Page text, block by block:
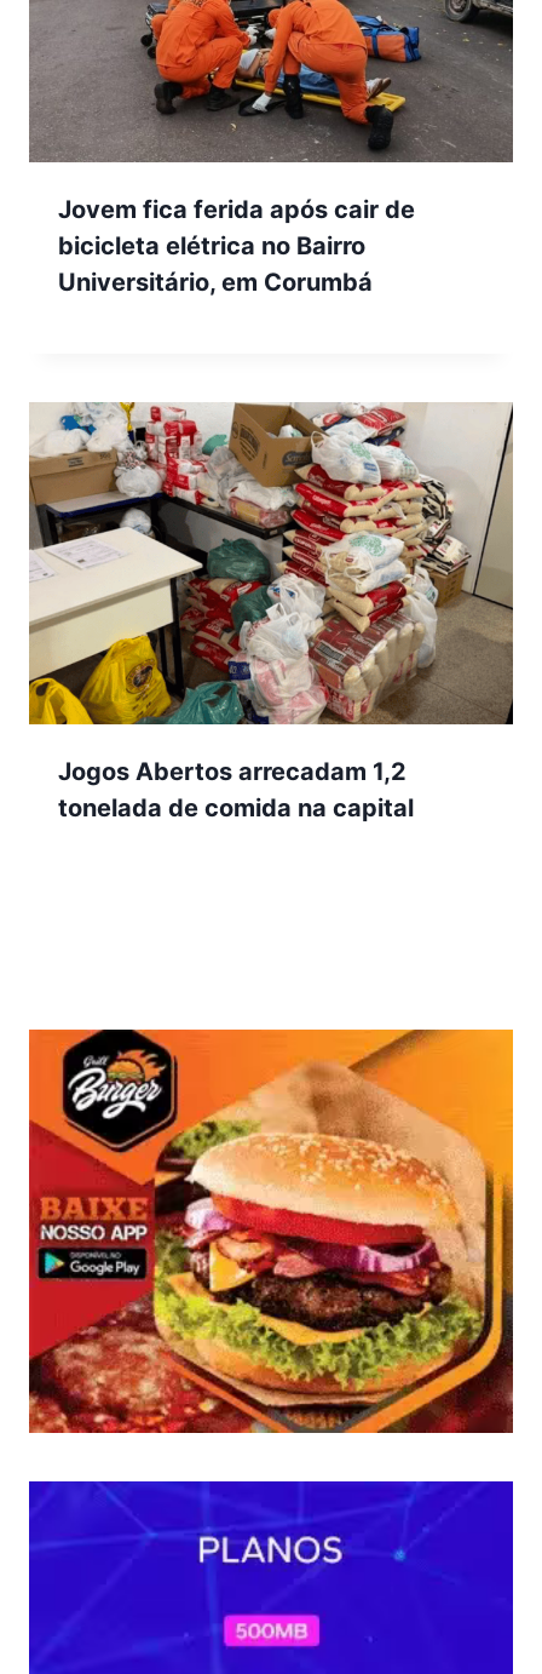
Jovem fica ferida após cair de
bicicleta elétrica no Bairro
Universitário, em Corumbá
Jogos Abertos arrecadam 1,2
tonelada de comida na capital